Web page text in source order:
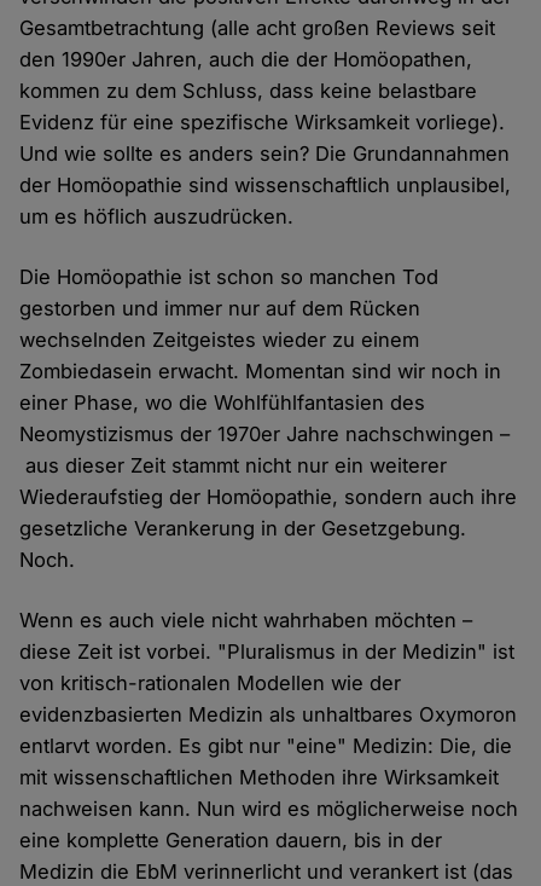
Gesamtbetrachtung (alle acht großen Reviews seit
den 1990er Jahren, auch die der Homöopathen,
kommen zu dem Schluss, dass keine belastbare
Evidenz für eine spezifische Wirksamkeit vorliege).
Und wie sollte es anders sein? Die Grundannahmen
der Homöopathie sind wissenschaftlich unplausibel,
um es höflich auszudrücken.
Die Homöopathie ist schon so manchen Tod
gestorben und immer nur auf dem Rücken
wechselnden Zeitgeistes wieder zu einem
Zombiedasein erwacht. Momentan sind wir noch in
einer Phase, wo die Wohlfühlfantasien des
Neomystizismus der 1970er Jahre nachschwingen –
aus dieser Zeit stammt nicht nur ein weiterer
Wiederaufstieg der Homöopathie, sondern auch ihre
gesetzliche Verankerung in der Gesetzgebung.
Noch.
Wenn es auch viele nicht wahrhaben möchten –
diese Zeit ist vorbei. "Pluralismus in der Medizin" ist
von kritisch-rationalen Modellen wie der
evidenzbasierten Medizin als unhaltbares Oxymoron
entlarvt worden. Es gibt nur "eine" Medizin: Die, die
mit wissenschaftlichen Methoden ihre Wirksamkeit
nachweisen kann. Nun wird es möglicherweise noch
eine komplette Generation dauern, bis in der
Medizin die EbM verinnerlicht und verankert ist (das